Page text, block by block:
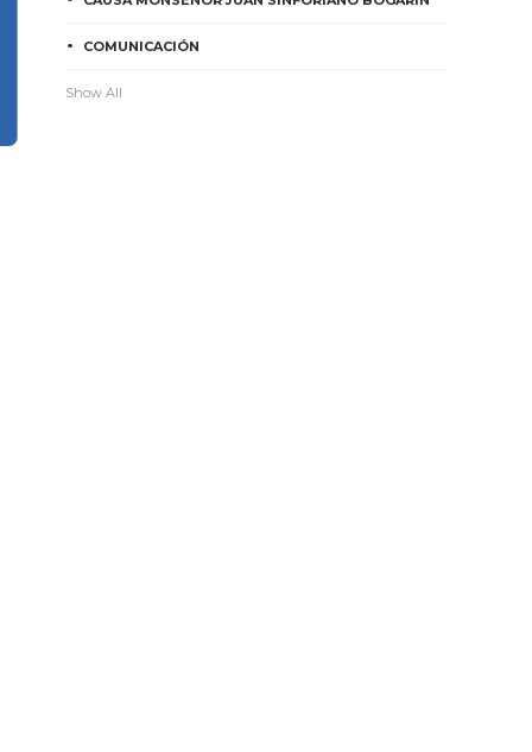
COMUNICACIÓN
Show All